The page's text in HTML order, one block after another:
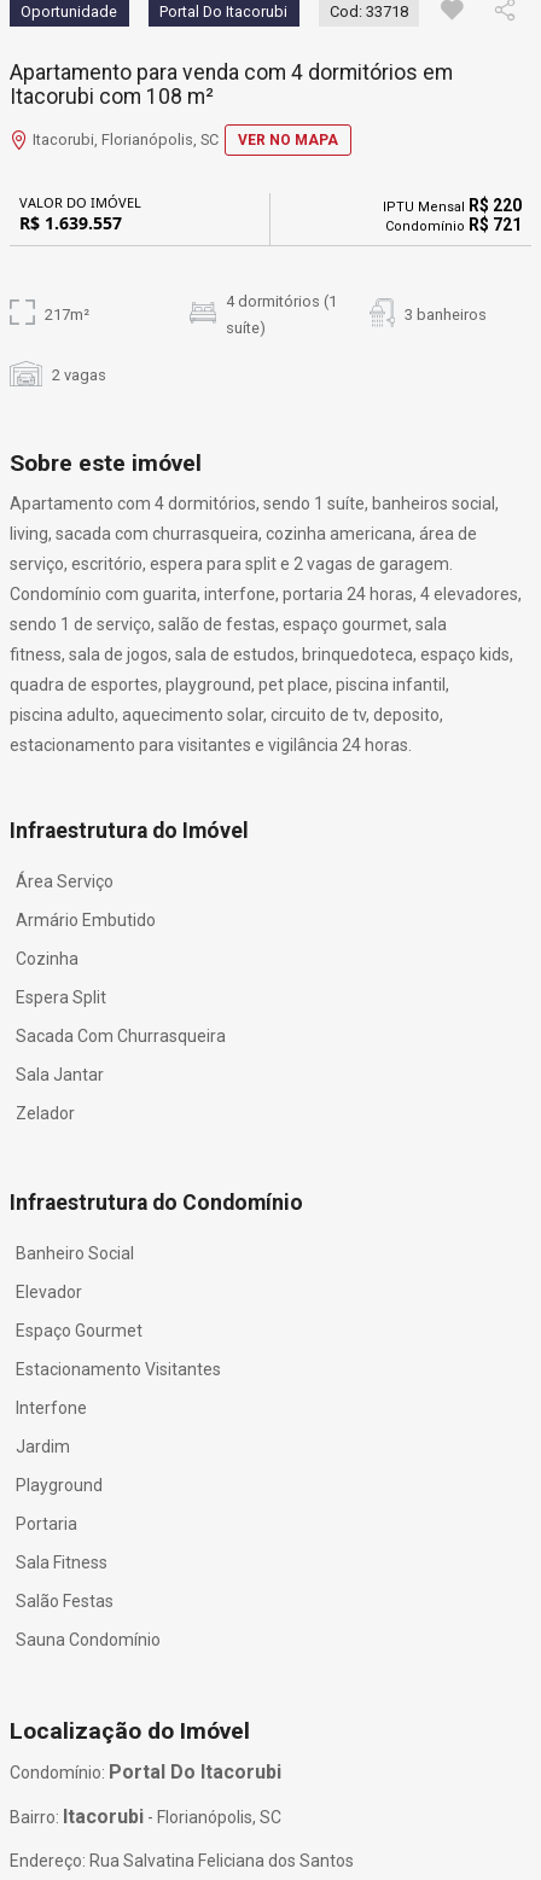
Oportunidade Portal Do Itacorubi Cod: 33718
Apartamento para venda com 4 dormitórios em
Itacorubi com 108 m²
Itacorubi, Florianópolis, SC VER NO MAPA
VALOR DO IMÓVEL
R$ 1.639.557
IPTU Mensal R$ 220
Condomínio R$ 721
217m²
4 dormitórios (1
suíte)
3 banheiros
2 vagas
Sobre este imóvel
Apartamento com 4 dormitórios, sendo 1 suíte, banheiros social,
living, sacada com churrasqueira, cozinha americana, área de
serviço, escritório, espera para split e 2 vagas de garagem.
Condomínio com guarita, interfone, portaria 24 horas, 4 elevadores,
sendo 1 de serviço, salão de festas, espaço gourmet, sala
fitness, sala de jogos, sala de estudos, brinquedoteca, espaço kids,
quadra de esportes, playground, pet place, piscina infantil,
piscina adulto, aquecimento solar, circuito de tv, deposito,
estacionamento para visitantes e vigilância 24 horas.
Infraestrutura do Imóvel
Área Serviço
Armário Embutido
Cozinha
Espera Split
Sacada Com Churrasqueira
Sala Jantar
Zelador
Infraestrutura do Condomínio
Banheiro Social
Elevador
Espaço Gourmet
Estacionamento Visitantes
Interfone
Jardim
Playground
Portaria
Sala Fitness
Salão Festas
Sauna Condomínio
Localização do Imóvel
Condomínio: Portal Do Itacorubi
Bairro: Itacorubi - Florianópolis, SC
Endereço: Rua Salvatina Feliciana dos Santos